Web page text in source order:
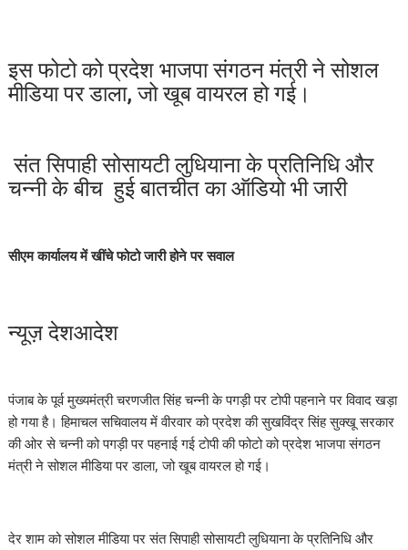
इस फोटो को प्रदेश भाजपा संगठन मंत्री ने सोशल
मीडिया पर डाला, जो खूब वायरल हो गई।
संत सिपाही सोसायटी लुधियाना के प्रतिनिधि और
चन्नी के बीच हुई बातचीत का ऑडियो भी जारी
सीएम कार्यालय में खींचे फोटो जारी होने पर सवाल
न्यूज़ देशआदेश
पंजाब के पूर्व मुख्यमंत्री चरणजीत सिंह चन्नी के पगड़ी पर टोपी पहनाने पर विवाद खड़ा
हो गया है। हिमाचल सचिवालय में वीरवार को प्रदेश की सुखविंद्र सिंह सुक्खू सरकार
की ओर से चन्नी को पगड़ी पर पहनाई गई टाेपी की फोटो को प्रदेश भाजपा संगठन
मंत्री ने सोशल मीडिया पर डाला, जो खूब वायरल हो गई।
देर शाम को सोशल मीडिया पर संत सिपाही सोसायटी लुधियाना के प्रतिनिधि और